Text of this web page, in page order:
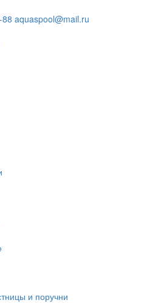
aquaspool@mail.ru
и поручни